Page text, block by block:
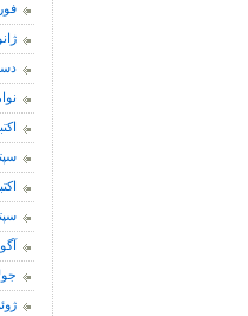
اکتبر
اکتبر
ژوئن